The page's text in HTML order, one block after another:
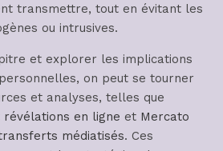
transmettre, tout en évitant les
ou intrusives.
et explorer les implications
on peut se tourner
et analyses, telles que
révélations en ligne et Mercato
médiatisés. Ces